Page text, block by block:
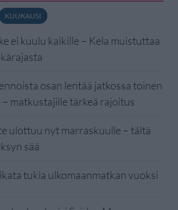
KUUKAUSI
ei kuulu kaikille – Kela muistuttaa
osan lentää jatkossa toinen
matkustajille tärkeä rajoitus
ulottuu nyt marraskuulle – tältä
sää
tukia ulkomaanmatkan vuoksi